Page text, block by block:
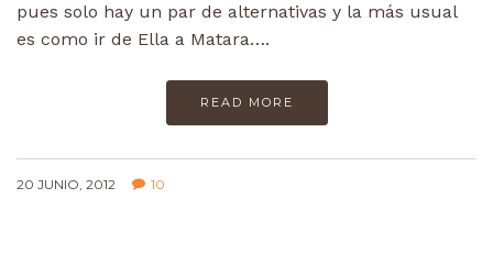
pues solo hay un par de alternativas y la más usual
es como ir de Ella a Matara….
READ MORE
20 JUNIO, 2012 10